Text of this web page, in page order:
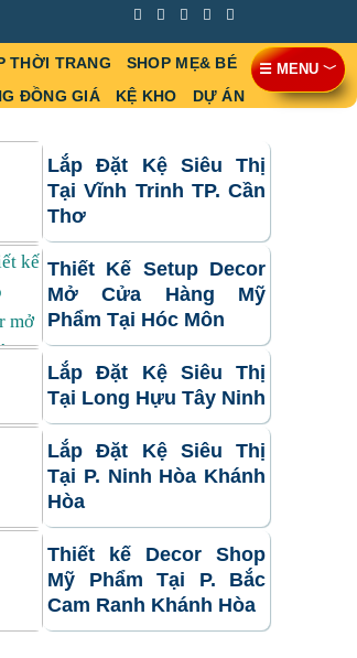
THỜI TRANG
SHOP MẸ& BÉ
ĐỒNG GIÁ KỆ KHO DỰ ÁN
Lắp Đặt Kệ Siêu Thị
Tại Vĩnh Trinh TP. Cần
Thơ
Thiết Kế Setup Decor
Mở Cửa Hàng Mỹ
Phẩm Tại Hóc Môn
Lắp Đặt Kệ Siêu Thị
Tại Long Hựu Tây Ninh
Lắp Đặt Kệ Siêu Thị
Tại P. Ninh Hòa Khánh
Hòa
Thiết kế Decor Shop
Mỹ Phẩm Tại P. Bắc
Cam Ranh Khánh Hòa
☰ MENU ﹀